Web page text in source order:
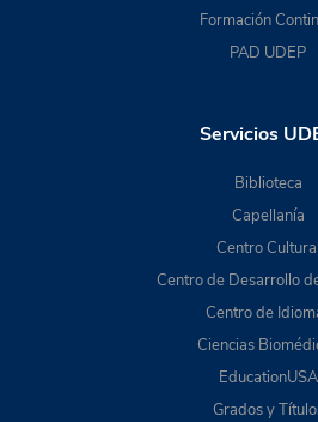
Formación
PAD UDEP
Servicios
Biblioteca
Capellanía
Centro Cultural
Centro de Desarrollo
Centro de
Ciencias
EducationUSA
Grados y